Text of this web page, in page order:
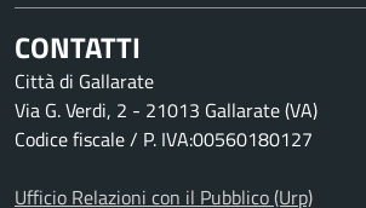
CONTATTI
Città di Gallarate
Via G. Verdi, 2 - 21013 Gallarate (VA)
Codice fiscale / P. IVA:00560180127
Ufficio Relazioni con il Pubblico (Urp)